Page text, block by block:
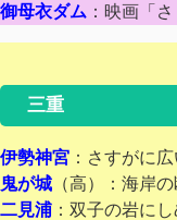
御母衣ダム ：映画「
三重
伊勢神宮 ：さすがに
鬼が城 （高）：海岸
二見浦 ：双子の岩に